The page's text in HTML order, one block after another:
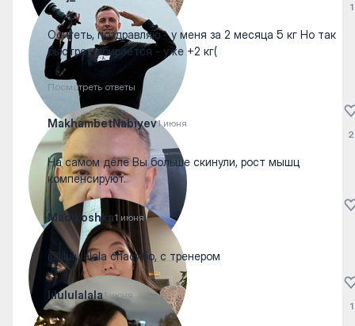
Офигеть, поздравляю - у меня за 2 месяца 5 кг Но так
быстро набирается - уже +2 кг(
Посмотреть ответы
1
MakhambetNabiyev1 июня
На самом деле Вы больше скинули, рост мышц
компенсируют.
2
Madikoshka1 июня
@lilululalala спасибо, с тренером
lilululalala1 июня
1